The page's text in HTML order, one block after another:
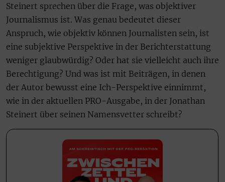
Steinert sprechen über die Frage, was objektiver
Journalismus ist. Was genau bedeutet dieser
Anspruch, wie objektiv können Journalisten sein, ist
eine subjektive Perspektive in der Berichterstattung
weniger glaubwürdig? Oder hat sie vielleicht auch ihre
Berechtigung? Und was ist mit Beiträgen, in denen
der Autor bewusst eine Ich-Perspektive einnimmt,
wie in der aktuellen PRO-Ausgabe, in der Jonathan
Steinert über seinen Namensvetter schreibt?